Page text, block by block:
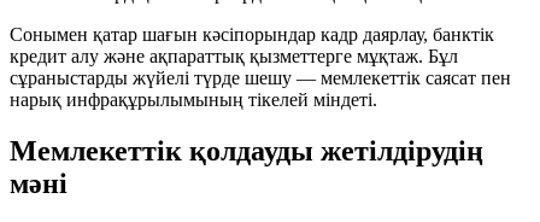
Сонымен қатар шағын кәсіпорындар кадр даярлау, банктік
кредит алу және ақпараттық қызметтерге мұқтаж. Бұл
сұраныстарды жүйелі түрде шешу — мемлекеттік саясат пен
нарық инфрақұрылымының тікелей міндеті.
Мемлекеттік қолдауды жетілдірудің
мәні